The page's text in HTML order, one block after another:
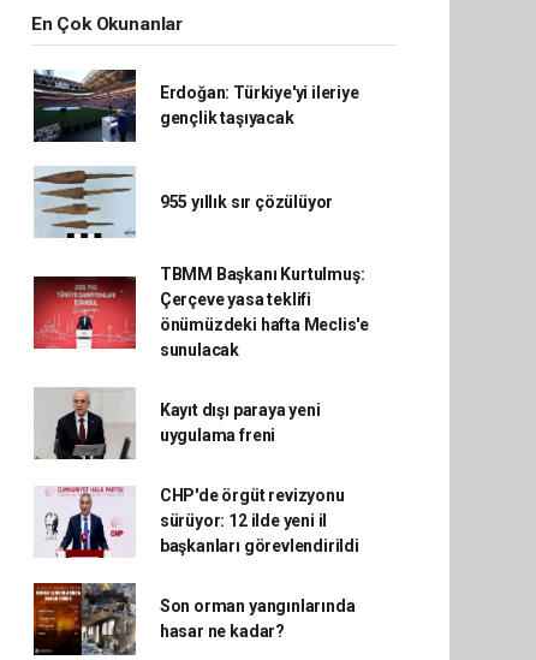
En Çok Okunanlar
Erdoğan: Türkiye'yi ileriye
gençlik taşıyacak
955 yıllık sır çözülüyor
TBMM Başkanı Kurtulmuş:
Çerçeve yasa teklifi
önümüzdeki hafta Meclis'e
sunulacak
Kayıt dışı paraya yeni
uygulama freni
CHP'de örgüt revizyonu
sürüyor: 12 ilde yeni il
başkanları görevlendirildi
Son orman yangınlarında
hasar ne kadar?